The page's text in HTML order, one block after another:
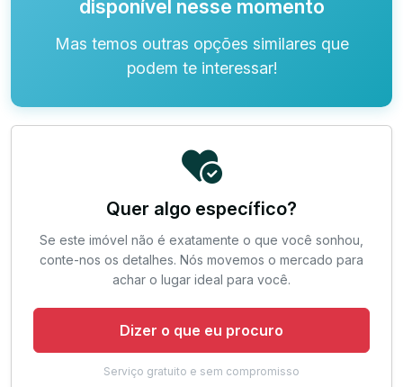
disponível nesse momento
Mas temos outras opções similares que
podem te interessar!
Quer algo específico?
Se este imóvel não é exatamente o que você sonhou,
conte-nos os detalhes. Nós movemos o mercado para
achar o lugar ideal para você.
Dizer o que eu procuro
Serviço gratuito e sem compromisso